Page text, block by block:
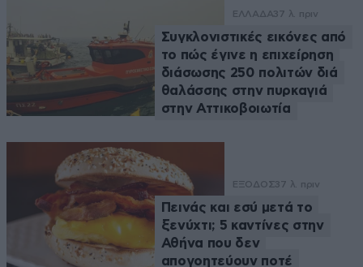
ΕΛΛΑΔΑ37 λ. πριν
Συγκλονιστικές εικόνες από
το πώς έγινε η επιχείρηση
διάσωσης 250 πολιτών διά
θαλάσσης στην πυρκαγιά
στην Αττικοβοιωτία
ΕΞΟΔΟΣ37 λ. πριν
Πεινάς και εσύ μετά το
ξενύχτι; 5 καντίνες στην
Αθήνα που δεν
απογοητεύουν ποτέ